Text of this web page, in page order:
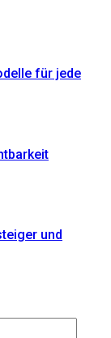
für jede
und